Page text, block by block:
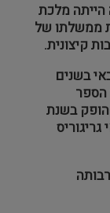
הייתה מלכת
) הדיח, בשנת 1965, את ממשלתו של
קיצונית.
בשנים
הספר
בשנת
גריגוריס